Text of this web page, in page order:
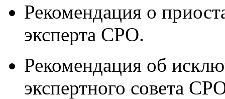
Рекомендация о
эксперта СРО.
Рекомендация об
экспертного совета